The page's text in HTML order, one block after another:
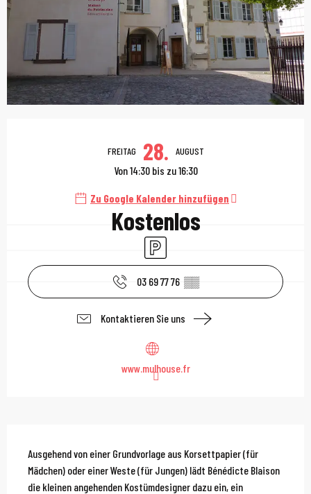
Öffnungszeiten &
FREITAG 28. AUGUST
Von 14:30 bis zu 16:30
Zu Google Kalender hinzufügen
Kostenlos
Parkplatz
03 69 77 76 ▒▒
Kontaktieren Sie uns
www.mulhouse.fr
Beschreibung
Ausgehend von einer Grundvorlage aus Korsettpapier (für
Mädchen) oder einer Weste (für Jungen) lädt Bénédicte Blaison
die kleinen angehenden Kostümdesigner dazu ein, ein